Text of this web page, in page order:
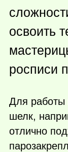
освоить
росписи
Для работы
шелк,
отлично